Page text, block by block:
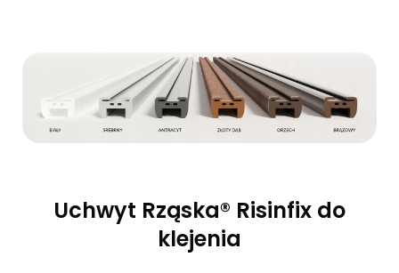
Uchwyt Rząska® Risinfix do
klejenia